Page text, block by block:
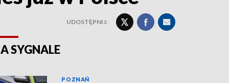
UDOSTĘPNIJ:
SYGNALE
POZNAŃ